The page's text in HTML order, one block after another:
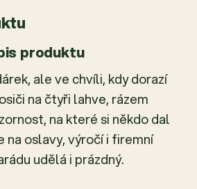
produktu
ale ve chvíli, kdy dorazí
na čtyři lahve, rázem
na které si někdo dal
na oslavy, výročí i firemní
udělá i prázdný.